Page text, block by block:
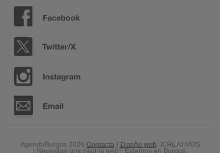
AgendaBurgos 2026 Contacta| Diseño web: iCREATiVOS
¿Necesitas una página web? Estamos en Burgos,